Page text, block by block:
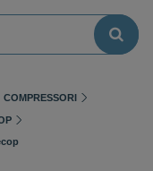
COMPRESSORI